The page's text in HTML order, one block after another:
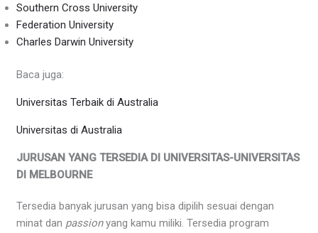
Southern Cross University
Federation University
Charles Darwin University
Baca juga:
Universitas Terbaik di Australia
Universitas di Australia
JURUSAN YANG TERSEDIA DI UNIVERSITAS-UNIVERSITAS
DI MELBOURNE
Tersedia banyak jurusan yang bisa dipilih sesuai dengan
minat dan passionyang kamu miliki. Tersedia program